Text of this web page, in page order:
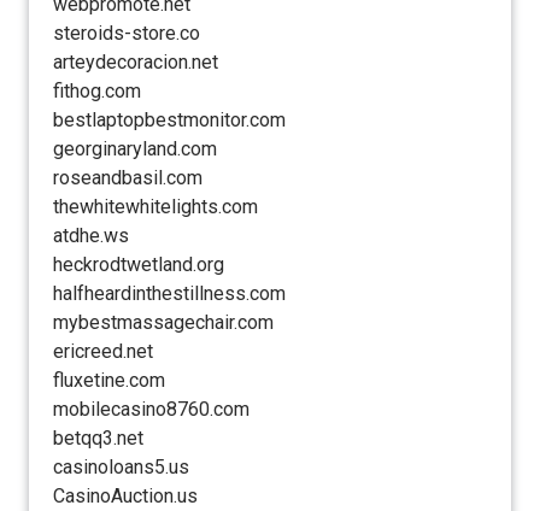
steroids-store.co
arteydecoracion.net
fithog.com
bestlaptopbestmonitor.com
georginaryland.com
roseandbasil.com
thewhitewhitelights.com
atdhe.ws
heckrodtwetland.org
halfheardinthestillness.com
mybestmassagechair.com
ericreed.net
fluxetine.com
mobilecasino8760.com
betqq3.net
casinoloans5.us
CasinoAuction.us